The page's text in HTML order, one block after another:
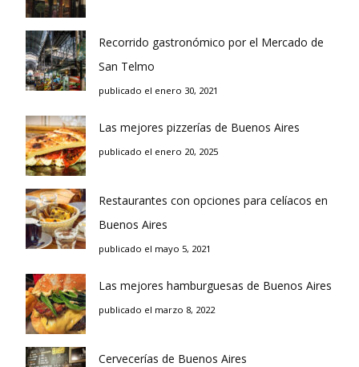
Recorrido gastronómico por el Mercado de
San Telmo
publicado el enero 30, 2021
Las mejores pizzerías de Buenos Aires
publicado el enero 20, 2025
Restaurantes con opciones para celíacos en
Buenos Aires
publicado el mayo 5, 2021
Las mejores hamburguesas de Buenos Aires
publicado el marzo 8, 2022
Cervecerías de Buenos Aires